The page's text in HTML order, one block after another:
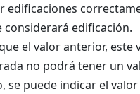
edificaciones
considerará edificación.
el valor anterior,
no podrá tener un
se puede indicar el